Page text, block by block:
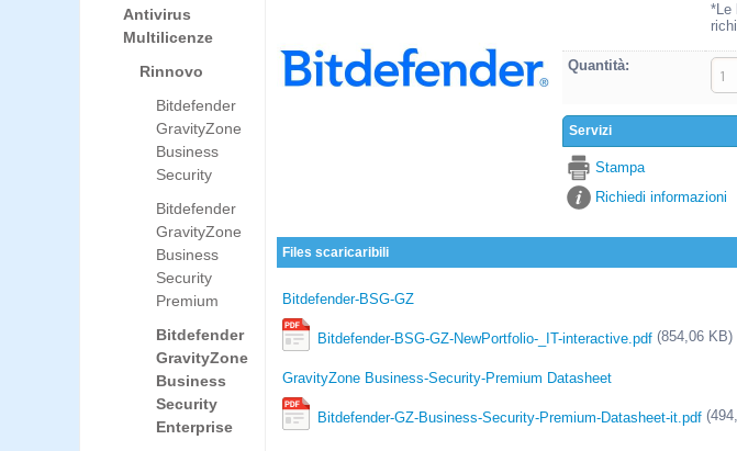
Antivirus
Multilicenze
Rinnovo
Bitdefender
GravityZone
Business
Security
Bitdefender
GravityZone
Business
Security
Premium
Bitdefender
GravityZone
Business
Security
Enterprise
*Le
Quantità:
Servizi
Stampa
Richiedi informazioni
Files scaricaribili
Bitdefender-BSG-GZ
Bitdefender-BSG-GZ-NewPortfolio-_IT-interactive.pdf (854,06 KB)
GravityZone Business-Security-Premium Datasheet
Bitdefender-GZ-Business-Security-Premium-Datasheet-it.pdf